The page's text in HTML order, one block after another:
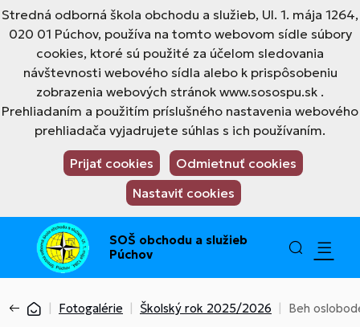
Stredná odborná škola obchodu a služieb, Ul. 1. mája 1264,
020 01 Púchov, používa na tomto webovom sídle súbory
cookies, ktoré sú použité za účelom sledovania
návštevnosti webového sídla alebo k prispôsobeniu
zobrazenia webových stránok www.sosospu.sk .
Prehliadaním a použitím príslušného nastavenia webového
prehliadača vyjadrujete súhlas s ich používaním.
Prijať cookies
Odmietnuť cookies
Nastaviť cookies
SOŠ obchodu a služieb
Púchov
Fotogalérie Školský rok 2025/2026 Beh